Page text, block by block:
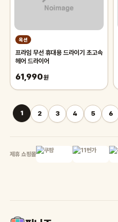
옥션
프라임 무선 휴대용 드라이기 초고속
헤어 드라이어
61,990원
1 2 3 4 5 6
제휴 쇼핑몰